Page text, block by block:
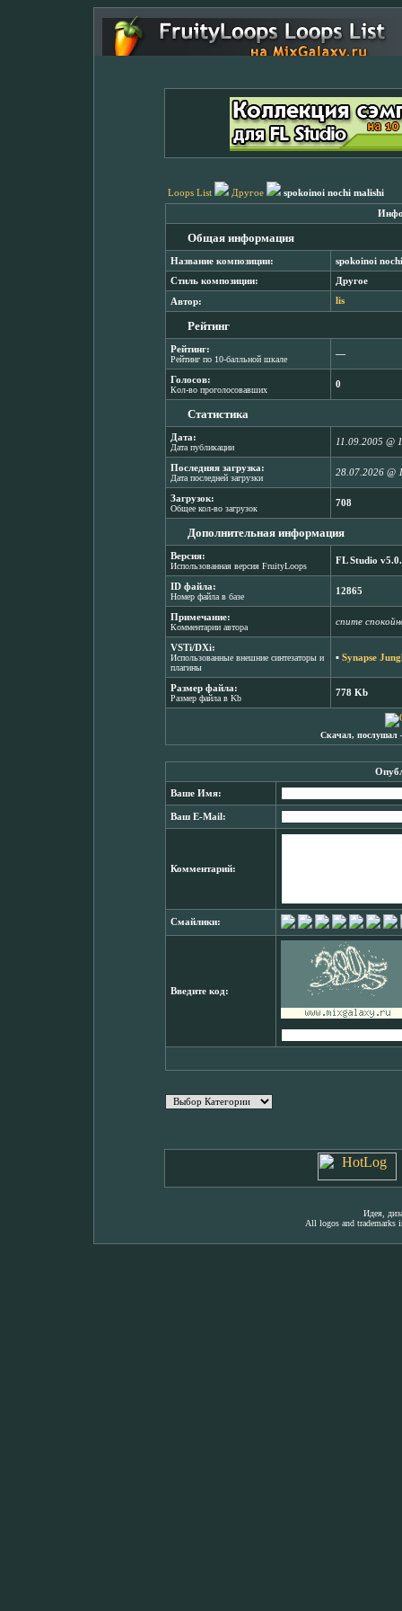
Loops List Другое spokoinoi nochi malishi
Общая информация
Название композиции: spokoinoi
Стиль композиции: Другое
Автор: lis
Рейтинг
Рейтинг:
Рейтинг по 10-балльной шкале
―
Голосов:
Кол-во проголосовавших
0
Статистика
Дата:
Дата публикации
11.09.2005 @
Последняя загрузка:
Дата последней загрузки
28.07.2026 @
Загрузок:
Общее кол-во загрузок
708
Дополнительная информация
Версия:
Использованная версия FruityLoops
FL Studio
ID файла:
Номер файла в базе
12865
Примечание:
Комментарии автора
спите
VSTi/DXi:
Использованные внешние синтезаторы и
плагины
▪ Synapse
Размер файла:
Размер файла в Kb
778 Kb
Скачал, послушал
Ваше Имя:
Ваш E-Mail:
Комментарий:
Смайлики:
Введите код:
Идея,
All logos and trademarks